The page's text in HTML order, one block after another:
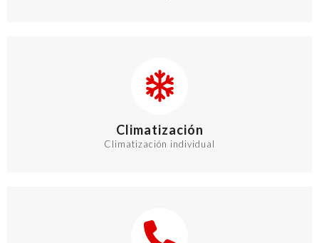
Climatización
Climatización individual